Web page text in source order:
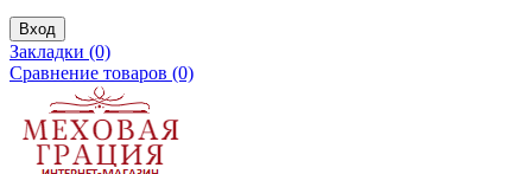
Вход
Закладки (0)
Сравнение товаров (0)